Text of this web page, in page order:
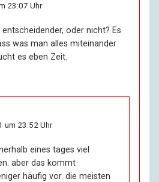
23:07 Uhr
oder nicht? Es
was man alles miteinander
es eben Zeit.
um 23:52 Uhr
eines tages viel
aber das kommt
häufig vor. die meisten